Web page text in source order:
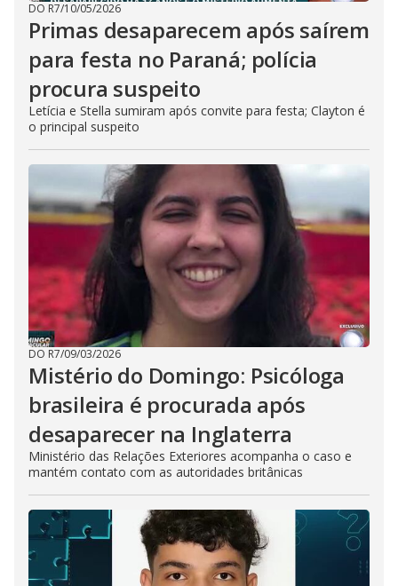
DO R7/10/05/2026
Primas desaparecem após saírem
para festa no Paraná; polícia
procura suspeito
Letícia e Stella sumiram após convite para festa; Clayton é
o principal suspeito
DO R7/09/03/2026
Mistério do Domingo: Psicóloga
brasileira é procurada após
desaparecer na Inglaterra
Ministério das Relações Exteriores acompanha o caso e
mantém contato com as autoridades britânicas